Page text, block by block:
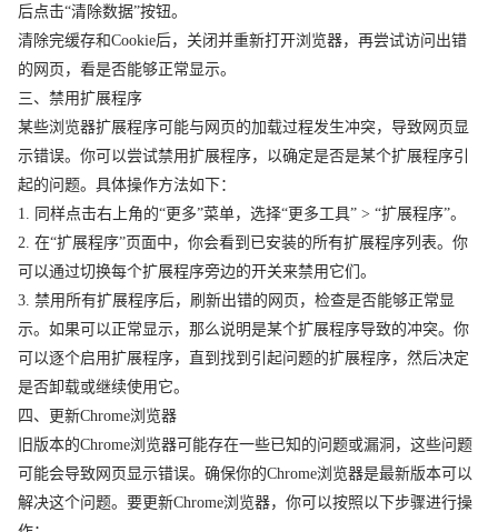
后点击“清除数据”按钮。
清除完缓存和Cookie后，关闭并重新打开浏览器，再尝试访问出错
的网页，看是否能够正常显示。
三、禁用扩展程序
某些浏览器扩展程序可能与网页的加载过程发生冲突，导致网页显
示错误。你可以尝试禁用扩展程序，以确定是否是某个扩展程序引
起的问题。具体操作方法如下：
1. 同样点击右上角的“更多”菜单，选择“更多工具” > “扩展程序”。
2. 在“扩展程序”页面中，你会看到已安装的所有扩展程序列表。你
可以通过切换每个扩展程序旁边的开关来禁用它们。
3. 禁用所有扩展程序后，刷新出错的网页，检查是否能够正常显
示。如果可以正常显示，那么说明是某个扩展程序导致的冲突。你
可以逐个启用扩展程序，直到找到引起问题的扩展程序，然后决定
是否卸载或继续使用它。
四、更新Chrome浏览器
旧版本的Chrome浏览器可能存在一些已知的问题或漏洞，这些问题
可能会导致网页显示错误。确保你的Chrome浏览器是最新版本可以
解决这个问题。要更新Chrome浏览器，你可以按照以下步骤进行操